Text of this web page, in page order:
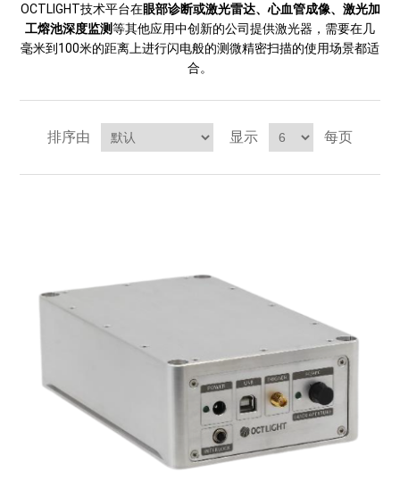
TLM
Others
离子注入设备
硅片硅块厚度
薄膜铌酸锂
TLM配件
标准样品（光伏）
等离子体局部废气处理设备
激光尘埃粒子计数器
薄层电阻量测系统
客户伙伴计划
OCTLIGHT技术平台在眼部诊断或激光雷达、心血管成像、激光加
工熔池深度监测等其他应用中创新的公司提供激光器，需要在几
毫米到100米的距离上进行闪电般的测微精密扫描的使用场景都适
合。
排序由 显示 每页